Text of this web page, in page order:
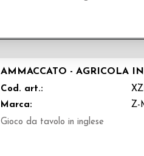
AMMACCATO - AGRICOLA
Cod. art.:
Marca:
Z-
Gioco da tavolo in inglese